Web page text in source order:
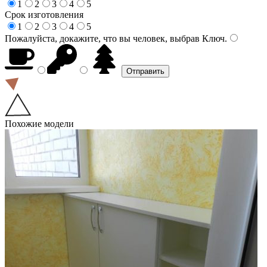
1 2 3 4
5
Срок изготовления
1
2 3 4
5
Пожалуйста, докажите, что вы человек, выбрав Ключ.
Похожие модели